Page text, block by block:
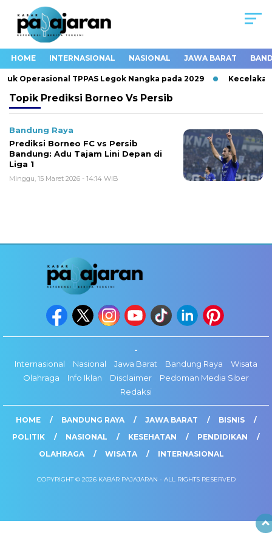
HOME INTERNASIONAL NASIONAL JAWA BARAT
Operasional TPPAS Legok Nangka pada 2029
Topik Prediksi Borneo Vs Persib
Bandung Raya
Prediksi Borneo FC vs Persib
Bandung: Adu Tajam Lini Depan di
Liga 1
Minggu, 15 Maret 2026 - 14:14 WIB
-
Internasional
Nasional Jawa Barat Bandung Raya
Wisata
Olahraga
Info Iklan Disclaimer
Pedoman Media Siber
Redaksi
HOME BANDUNG RAYA JAWA BARAT
BISNIS
POLITIK
NASIONAL KESEHATAN
PENDIDIKAN
OLAHRAGA
WISATA INTERNASIONAL
COPYRIGHT © 2026 KABAR PAJAJARAN - ALL RIGHTS RESERVED